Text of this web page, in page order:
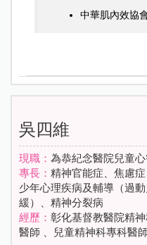
中華肌內效協
吳四維
現職： 為恭紀念醫院兒童
專長： 精神官能症、焦慮
少年心理疾病及輔導（過
緩）、精神分裂病
經歷： 彰化基督教醫院精
醫師 、兒童精神科專科醫師